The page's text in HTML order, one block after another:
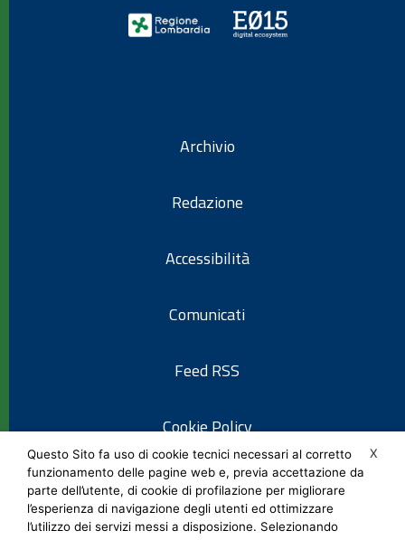
Archivio
Redazione
Accessibilità
Comunicati
Feed RSS
Cookie Policy
Informativa privacy
X
Questo Sito fa uso di cookie tecnici necessari al corretto
funzionamento delle pagine web e, previa accettazione da
parte dell’utente, di cookie di profilazione per migliorare
l’esperienza di navigazione degli utenti ed ottimizzare
l’utilizzo dei servizi messi a disposizione. Selezionando